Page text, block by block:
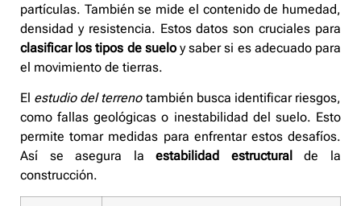
partículas. También se mide el contenido de humedad,
densidad y resistencia. Estos datos son cruciales para
clasificar los tipos de sueloy saber si es adecuado para
el movimiento de tierras.
El estudio del terrenotambién busca identificar riesgos,
como fallas geológicas o inestabilidad del suelo. Esto
permite tomar medidas para enfrentar estos desafíos.
Así se asegura laestabilidad estructuralde la
construcción.